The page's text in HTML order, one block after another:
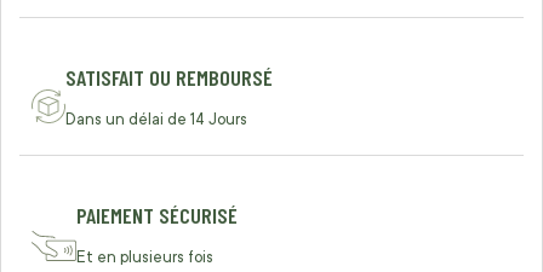
SATISFAIT OU REMBOURSÉ
Dans un délai de 14 Jours
PAIEMENT SÉCURISÉ
Et en plusieurs fois